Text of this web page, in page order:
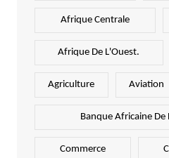
Afrique Centrale
Afrique De L'Ouest.
Agriculture Aviation
Banque Africaine
Commerce